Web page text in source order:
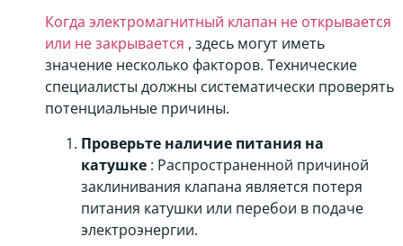
Когда электромагнитный клапан не открывается
или не закрывается , здесь могут иметь
значение несколько факторов. Технические
специалисты должны систематически проверять
потенциальные причины.
Проверьте наличие питания на
катушке : Распространенной причиной
заклинивания клапана является потеря
питания катушки или перебои в подаче
электроэнергии.